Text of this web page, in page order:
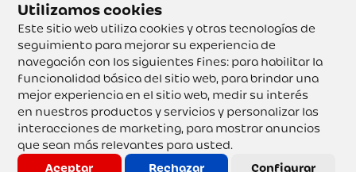
Este sitio web utiliza cookies y otras tecnologías de
seguimiento para mejorar su experiencia de
navegación con los siguientes fines: para habilitar la
funcionalidad básica del sitio web, para brindar una
mejor experiencia en el sitio web, medir su interés
en nuestros productos y servicios y personalizar las
interacciones de marketing, para mostrar anuncios
que sean más relevantes para usted.
Aceptar
Rechazar Configurar